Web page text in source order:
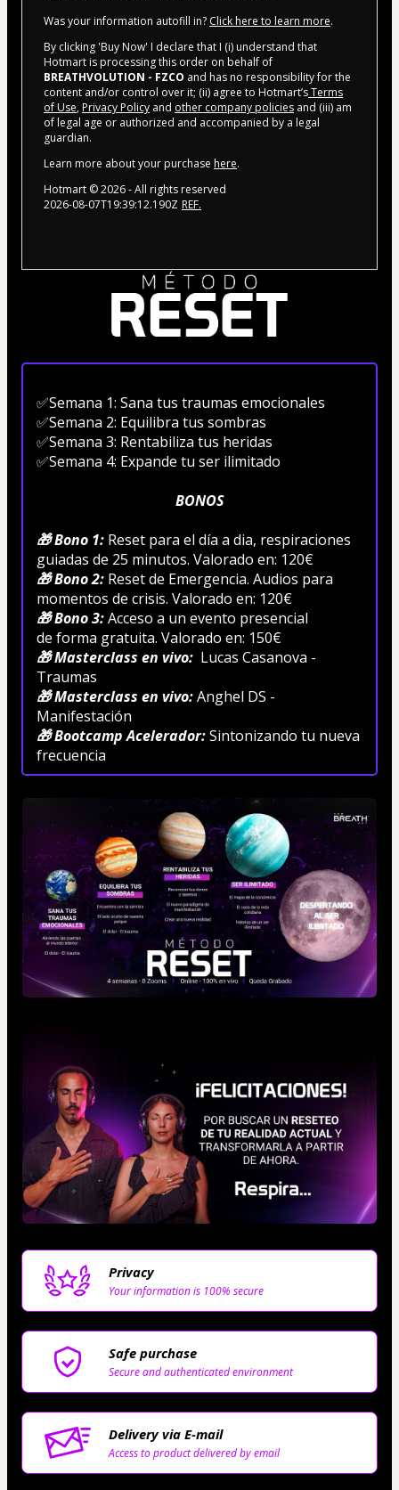
Was your information autofill in? Click here to learn more.
By clicking 'Buy Now' I declare that I (i) understand that
Hotmart is processing this order on behalf of
BREATHVOLUTION - FZCO and has no responsibility for the
content and/or control over it; (ii) agree to Hotmart’sTerms
of Use, Privacy Policy and other company policies and (iii) am
of legal age or authorized and accompanied by a legal
guardian.
Learn more about your purchase here.
Hotmart ©2026- All rights reserved
2026-08-07T19:39:12.190Z REF.
✅Semana 1: Sana tus traumas emocionales
✅Semana 2: Equilibra tus sombras
✅Semana 3: Rentabiliza tus heridas
✅Semana 4: Expande tu ser ilimitado
BONOS
🎁 Bono 1: Reset para el día a dia, respiraciones
guiadas de 25 minutos. Valorado en: 120€
🎁 Bono 2: Reset de Emergencia. Audios para
momentos de crisis. Valorado en: 120€
🎁 Bono 3: Acceso a un evento presencial
de forma gratuita. Valorado en: 150€
🎁 Masterclass en vivo: Lucas Casanova -
Traumas
🎁 Masterclass en vivo: Anghel DS -
Manifestación
🎁 Bootcamp Acelerador: Sintonizando tu nueva
frecuencia
Privacy
Your information is 100% secure
Safe purchase
Secure and authenticated environment
Delivery via E-mail
Access to product delivered by email